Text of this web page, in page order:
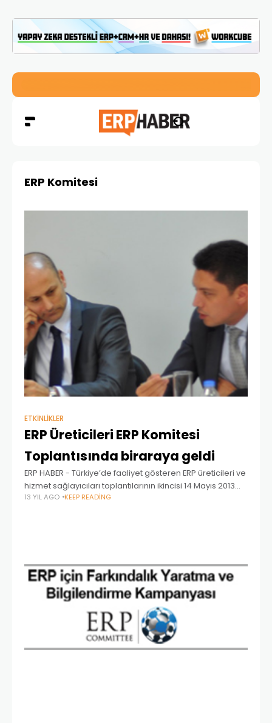
ERP Komitesi
ETKINLIKLER
ERP Üreticileri ERP Komitesi
Toplantısında biraraya geldi
ERP HABER - Türkiye’de faaliyet gösteren ERP üreticileri ve
hizmet sağlayıcıları toplantılarının ikincisi 14 Mayıs 2013
tarihinde Gebze’de gerçekleşti. ERP pazarındaki
13 YIL AGO KEEP READING